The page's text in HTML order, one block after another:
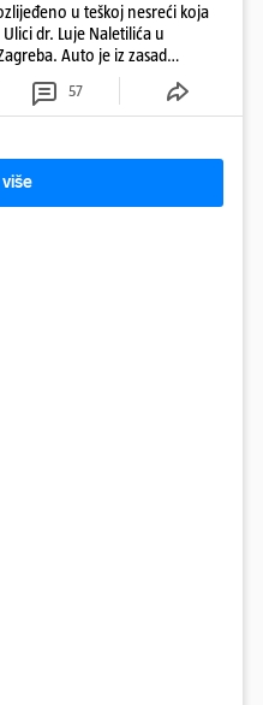
u teškoj nesreći koja
dr. Luje Naletilića u
Auto je iz zasad
a od siline udara vozilo se
57